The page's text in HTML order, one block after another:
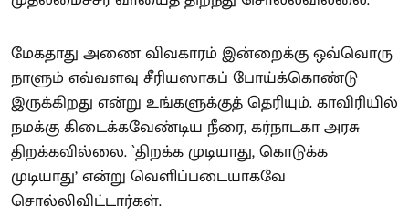
மேகதாது அணை விவகாரம் இன்றைக்கு ஒவ்வொரு
நாளும் எவ்வளவு சீரியஸாகப் போய்க்கொண்டு
இருக்கிறது என்று உங்களுக்குத் தெரியும். காவிரியில்
நமக்கு கிடைக்கவேண்டிய நீரை, கர்நாடகா அரசு
திறக்கவில்லை. `திறக்க முடியாது, கொடுக்க
முடியாது’ என்று வெளிப்படையாகவே
சொல்லிவிட்டார்கள்.